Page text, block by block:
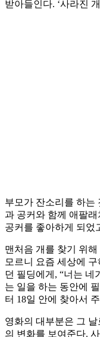
받아들인다. ‘사라진
부모가 잔소리를 하는
과 공커와 함께 애팔
공커를 좋아하게 되었
맨처음 개를 찾기 위
모르니 요즘 세상에
던 필딩에게, “너는
는 일을 하는 동안에
터 18일 안에 찾아서
영화의 대부분은 그
의 변화를 보여준다.